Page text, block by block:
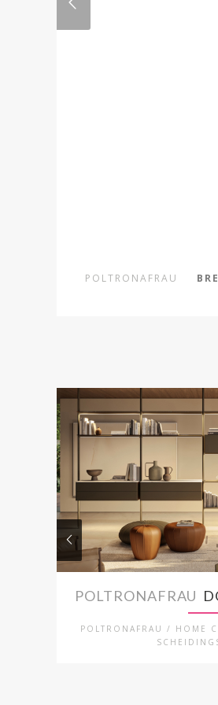
POLTRONAFRAU
POLTRONAFRAU
POLTRONAFRAU / HOME